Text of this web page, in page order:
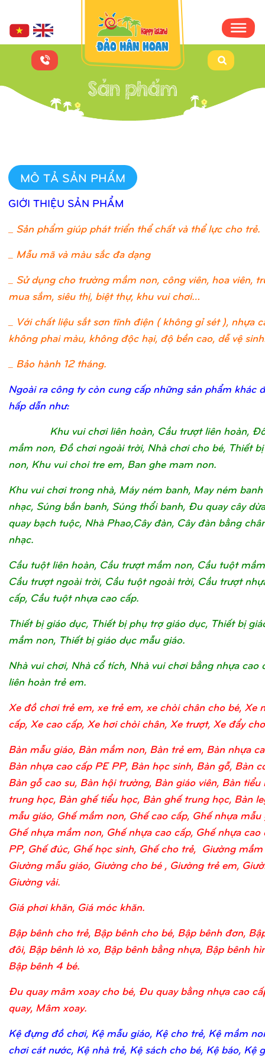
MÔ TẢ SẢN PHẨM
GIỚI THIỆU SẢN PHẨM
Sản phẩm giúp phát triển thể chất và thể lực cho trẻ.
_ Mẫu mã và màu sắc đa dạng
_ Sử dụng cho trường mầm non, công viên, hoa viên,
mua sắm, siêu thị, biệt thự, khu vui chơi…
_ Với chất liệu sắt sơn tĩnh điện ( không gỉ sét ), nhựa
không phai màu, không độc hại, độ bền cao, dễ vệ
_ Bảo hành 12 tháng.
Ngoài ra công ty còn cung cấp những sản phẩm khác
hấp dẫn như:
Khu vui chơi liên hoàn, Cầu trượt liên hoàn,
mầm non, Đồ chơi ngoài trời, Nhà chơi cho bé, Thiết
non, Khu vui choi tre em, Ban ghe mam non.
Khu vui chơi trong nhà, Máy ném banh, May ném
nhạc, Súng bắn banh, Súng thổi banh, Đu quay cây
quay bạch tuộc, Nhà Phao,Cây đàn, Cây đàn bằng
nhạc.
Cầu tuột liên hoàn, Cầu trượt mầm non, Cầu tuột
Cầu trượt ngoài trời, Cầu tuột ngoài trời, Cầu trượt
cấp, Cầu tuột nhựa cao cấp.
Thiết bị giáo dục, Thiết bị phụ trợ giáo dục, Thiết bị
mầm non, Thiết bị giáo dục mẫu giáo.
Nhà vui chơi, Nhà cổ tích, Nhà vui chơi bằng nhựa cao
liên hoàn trẻ em.
Xe đồ chơi trẻ em, xe trẻ em, xe chòi chân cho bé, Xe
cấp, Xe cao cấp, Xe hơi chòi chân, Xe trượt, Xe đẩy
Bàn mẫu giáo, Bàn mầm non, Bàn trẻ em, Bàn nhựa
Bàn nhựa cao cấp PE PP, Bàn học sinh, Bàn gỗ, Bàn
Bàn gỗ cao su, Bàn hội trường, Bàn giáo viên, Bàn tiểu
trung học, Bàn ghế tiểu học, Bàn ghế trung học, Bàn
mẫu giáo, Ghế mầm non, Ghế cao cấp, Ghế nhựa mẫu
Ghế nhựa mầm non, Ghế nhựa cao cấp, Ghế nhựa cao
PP, Ghế đúc, Ghế học sinh, Ghế cho trẻ, Giường
Giường mẫu giáo, Giường cho bé , Giường trẻ em,
Giường vải.
Giá phơi khăn, Giá móc khăn.
Bập bênh cho trẻ, Bập bênh cho bé, Bập bênh đơn,
đôi, Bập bênh lò xo, Bập bênh bằng nhựa, Bập bênh
Bập bênh 4 bé.
Đu quay mâm xoay cho bé, Đu quay bằng nhựa cao
quay, Mâm xoay.
Kệ đựng đồ chơi, Kệ mẫu giáo, Kệ cho trẻ, Kệ mầm
chơi cát nước, Kệ nhà trẻ, Kệ sách cho bé, Kệ báo, Kệ